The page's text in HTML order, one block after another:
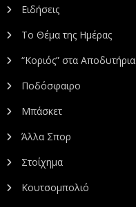
Ειδήσεις
Το Θέμα της Ημέρας
“Κοριός” στα Αποδυτήρια
Ποδόσφαιρο
Μπάσκετ
Άλλα Σπορ
Στοίχημα
Κουτσομπολιό